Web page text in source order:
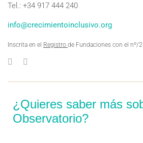
Tel.: +34 917 444 240
info@crecimientoinclusivo.org
Inscrita en el Registro de Fundaciones con el nº/
¿Quieres saber más
Observatorio?